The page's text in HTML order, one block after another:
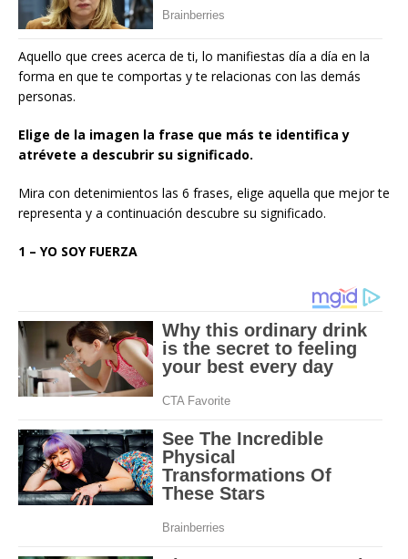
Aquello que crees acerca de ti, lo manifiestas día a día en la
forma en que te comportas y te relacionas con las demás
personas.
Elige de la imagen la frase que más te identifica y
atrévete a descubrir su significado.
Mira con detenimientos las 6 frases, elige aquella que mejor te
representa y a continuación descubre su significado.
1 – YO SOY FUERZA